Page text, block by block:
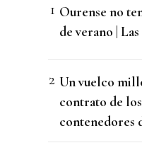
Ourense no
de verano |
Un vuelco
contrato de los
contenedores